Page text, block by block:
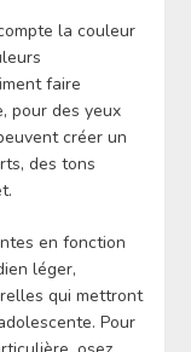
la couleur
faire
pour des yeux
créer un
des tons
en fonction
léger,
qui mettront
Pour